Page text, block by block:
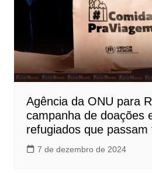
Agência da ONU para
campanha de doações
refugiados que
7 de dezembro de 2024